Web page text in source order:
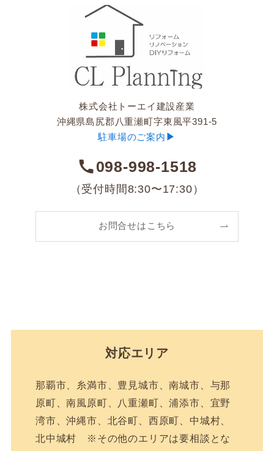
株式会社トーエイ建設産業
沖縄県島尻郡八重瀬町字東風平391-5
駐車場のご案内 ▶︎
098-998-1518
（受付時間8:30〜17:30）
お問合せはこちら
対応エリア
那覇市、糸満市、豊見城市、南城市、与那
原町、南風原町、八重瀬町、浦添市、宜野
湾市、沖縄市、北谷町、西原町、中城村、
北中城村 ※その他のエリアは要相談とな